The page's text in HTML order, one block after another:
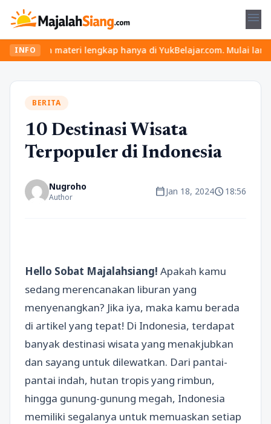
menu
INFOlengkap hanya di YukBelajar.com. Mulai langkah
BERITA
10 Destinasi Wisata
Terpopuler di Indonesia
Nugroho
Author calendar_todayJan 18, 2024schedule18:56
Hello Sobat Majalahsiang! Apakah kamu
sedang merencanakan liburan yang
menyenangkan? Jika iya, maka kamu berada
di artikel yang tepat! Di Indonesia, terdapat
banyak destinasi wisata yang menakjubkan
dan sayang untuk dilewatkan. Dari pantai-
pantai indah, hutan tropis yang rimbun,
hingga gunung-gunung megah, Indonesia
memiliki segalanya untuk memuaskan setiap